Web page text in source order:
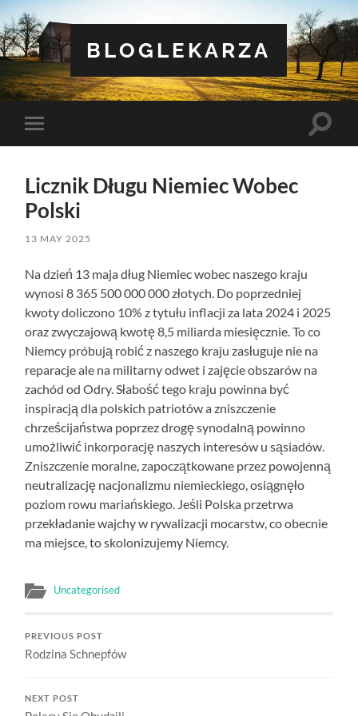
BLOGLEKARZA
Toggle
mobile
Toggle
Licznik Długu Niemiec Wobec
Polski
13 MAY 2025
Na dzień 13 maja dług Niemiec wobec naszego kraju
wynosi 8 365 500 000 000 złotych. Do poprzedniej
kwoty doliczono 10% z tytułu inflacji za lata 2024 i 2025
oraz zwyczajową kwotę 8,5 miliarda miesięcznie. To co
Niemcy próbują robić z naszego kraju zasługuje nie na
reparacje ale na militarny odwet i zajęcie obszarów na
zachód od Odry. Słabość tego kraju powinna być
inspiracją dla polskich patriotów a zniszczenie
chrześcijaństwa poprzez drogę synodalną powinno
umożliwić inkorporację naszych interesów u sąsiadów.
Zniszczenie moralne, zapoczątkowane przez powojenną
neutralizację nacjonalizmu niemieckiego, osiągnęło
poziom rowu mariańskiego. Jeśli Polska przetrwa
przekładanie wajchy w rywalizacji mocarstw, co obecnie
ma miejsce, to skolonizujemy Niemcy.
Uncategorised
PREVIOUS POST
Rodzina Schnepfów
NEXT POST